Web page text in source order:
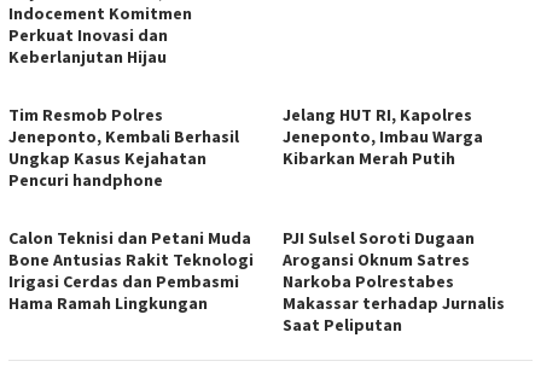
Indocement Komitmen
Perkuat Inovasi dan
Keberlanjutan Hijau
Tim Resmob Polres
Jeneponto, Kembali Berhasil
Ungkap Kasus Kejahatan
Pencuri handphone
Jelang HUT RI, Kapolres
Jeneponto, Imbau Warga
Kibarkan Merah Putih
Calon Teknisi dan Petani Muda
Bone Antusias Rakit Teknologi
Irigasi Cerdas dan Pembasmi
Hama Ramah Lingkungan
PJI Sulsel Soroti Dugaan
Arogansi Oknum Satres
Narkoba Polrestabes
Makassar terhadap Jurnalis
Saat Peliputan